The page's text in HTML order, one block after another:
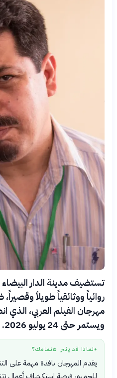
تستضيف مدينة الدار
روائياً ووثائقياً طويلاً
ويستمر حتى 24 يوليو 2026.
● لماذا قد يثير اهتمامك؟
يقدم المهرجان نافذة مهمة على